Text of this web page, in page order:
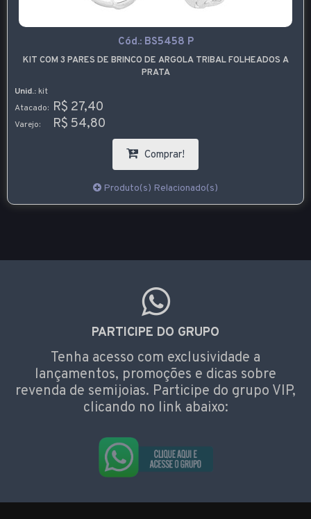
Cód.: BS5458 P
KIT COM 3 PARES DE BRINCO DE ARGOLA TRIBAL FOLHEADOS A
PRATA
Unid.: kit
Atacado: R$ 27,40
Varejo: R$ 54,80
Comprar!
Produto(s) Relacionado(s)
PARTICIPE DO GRUPO
Tenha acesso com exclusividade a
lançamentos, promoções e dicas sobre
revenda de semijoias. Participe do grupo VIP,
clicando no link abaixo: